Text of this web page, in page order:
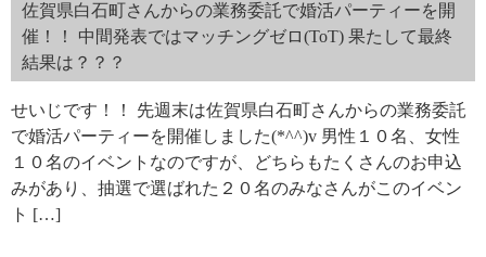
佐賀県白石町さんからの業務委託で婚活パーティーを開
催！！ 中間発表ではマッチングゼロ(ToT) 果たして最終
結果は？？？
せいじです！！ 先週末は佐賀県白石町さんからの業務委託
で婚活パーティーを開催しました(*^^)v 男性１０名、女性
１０名のイベントなのですが、どちらもたくさんのお申込
みがあり、抽選で選ばれた２０名のみなさんがこのイベン
ト […]